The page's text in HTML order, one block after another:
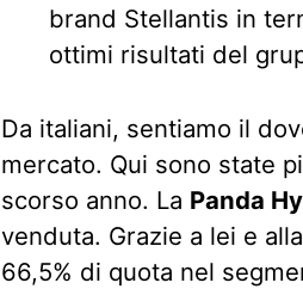
brand Stellantis in
ottimi risultati del
Da italiani, sentiamo il
mercato. Qui sono state
scorso anno. La Panda
venduta. Grazie a lei e
66,5% di quota nel